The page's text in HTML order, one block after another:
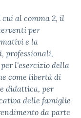
cui al comma 2, il
per
e la
professionali,
l'esercizio della
come libertà di
didattica, per
delle famiglie
da parte